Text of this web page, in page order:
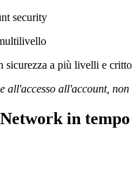
sicurezza a più livelli e
all'accesso all'account,
in